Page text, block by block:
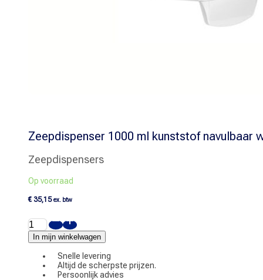
Zeepdispenser 1000 ml kunststof navulbaar
Zeepdispensers
Op voorraad
€35,15 ex. btw
Zeepdispenser
1000
ml
kunststof
navulbaar
aantal
In mijn winkelwagen
Snelle levering
Altijd de scherpste prijzen.
Persoonlijk advies